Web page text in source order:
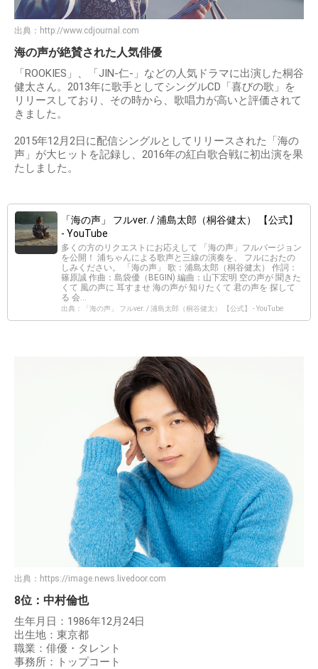
出典： http://www.cdjournal.com
海の声が絶賛された人気俳優
「ROOKIES」、「JIN-仁-」などの人気ドラマに出演した桐谷
健太さん。2013年に歌手としてシングルCD「喜びの歌」を
リリースしており、その時から、歌唱力が高いと評価されて
きました。
2015年12月2日に配信シングルとしてリリースされた「海の
声」が大ヒットを記録し、2016年の紅白歌合戦に初出演を果
たしました。
「海の声」 フルver. / 浦島太郎（桐谷健太） 【公式】
- YouTube
多くの方のリクエストにお応えして 「海の声」フルバージョン
を公開！ 浦ちゃんによる歌声と三線の演奏を、 フルにおたの
しみください。 「海の声」 歌：浦島太郎（桐谷健太） 作詞：
篠原誠 作曲：島袋優（BEGIN) 編曲：山下宏明 空の声が 聞きた
くて 風の声に 耳すませ 海の声が 知りたくて 君の声を 探して
る 会...
出典：「海の声」 フルver. / 浦島太郎（桐谷健太） 【公式】 - YouTube
出典： https://image.news.livedoor.com
8位：中村倫也
生年月日：1986年12月24日
出生地：東京都
職業：俳優・タレント
事務所：トップコート